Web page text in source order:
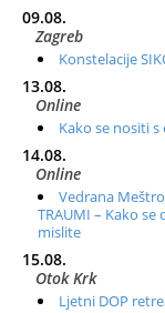
09.08.
Zagreb
Konstelacije
13.08.
Online
Kako se nositi
14.08.
Online
Vedrana
TRAUMI – Kako
mislite
15.08.
Otok Krk
Ljetni DOP